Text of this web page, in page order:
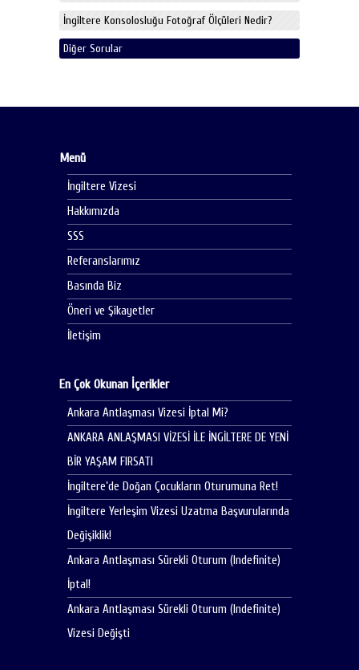
İngiltere Konsolosluğu Fotoğraf Ölçüleri Nedir?
Diğer Sorular
Menü
İngiltere Vizesi
Hakkımızda
SSS
Referanslarımız
Basında Biz
Öneri ve Şikayetler
İletişim
En Çok Okunan İçerikler
Ankara Antlaşması Vizesi İptal Mi?
ANKARA ANLAŞMASI VİZESİ İLE İNGİLTERE DE YENİ
BİR YAŞAM FIRSATI
İngiltere’de Doğan Çocukların Oturumuna Ret!
İngiltere Yerleşim Vizesi Uzatma Başvurularında
Değişiklik!
Ankara Antlaşması Sürekli Oturum (Indefinite)
İptal!
Ankara Antlaşması Sürekli Oturum (Indefinite)
Vizesi Değişti